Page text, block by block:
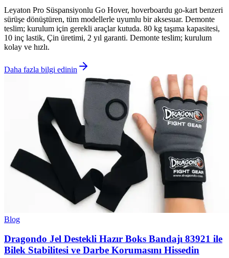
Leyaton Pro Süspansiyonlu Go Hover, hoverboardu go-kart benzeri
sürüşe dönüştüren, tüm modellerle uyumlu bir aksesuar. Demonte
teslim; kurulum için gerekli araçlar kutuda. 80 kg taşıma kapasitesi,
10 inç lastik, Çin üretimi, 2 yıl garanti. Demonte teslim; kurulum
kolay ve hızlı.
Daha fazla bilgi edinin
Blog
Dragondo Jel Destekli Hazır Boks Bandajı 83921 ile
Bilek Stabilitesi ve Darbe Korumasını Hissedin